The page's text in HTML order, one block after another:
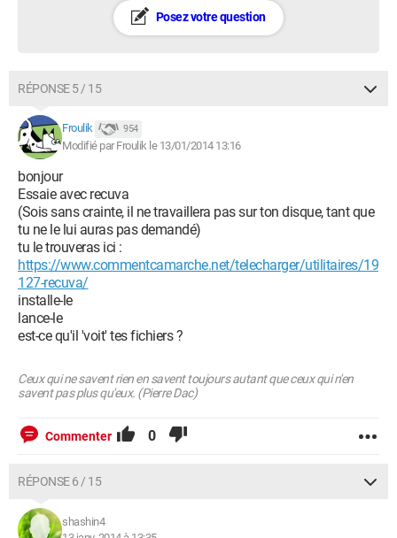
Posez votre question
RÉPONSE 5 / 15
Froulik 954
Modifié par Froulik le 13/01/2014 13:16
bonjour
Essaie avec recuva
(Sois sans crainte, il ne travaillera pas sur ton disque, tant que
tu ne le lui auras pas demandé)
tu le trouveras ici :
https://www.commentcamarche.net/telecharger/utilitaires/19
127-recuva/
installe-le
lance-le
est-ce qu'il 'voit' tes fichiers ?
Ceux qui ne savent rien en savent toujours autant que ceux qui n'en
savent pas plus qu'eux. (Pierre Dac)
Commenter 0
RÉPONSE 6 / 15
shashin4